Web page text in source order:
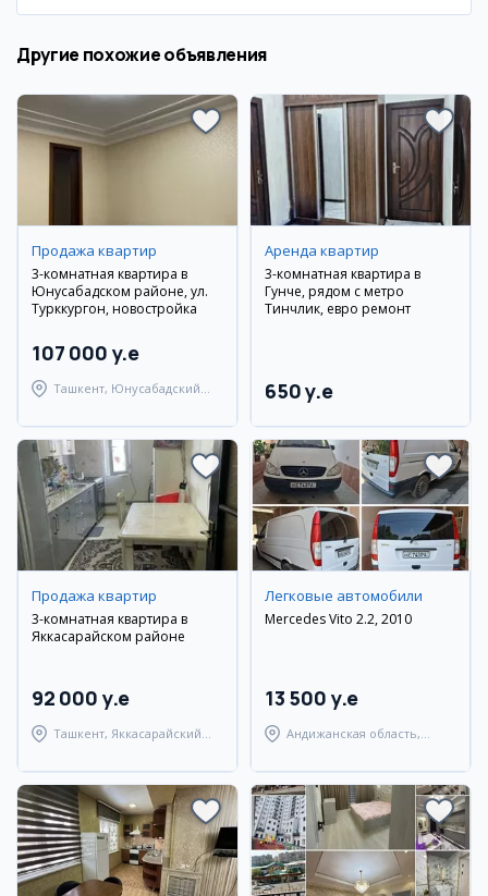
Другие похожие объявления
Продажа квартир
3-комнатная квартира в
Юнусабадском районе, ул.
Турккургон, новостройка
107 000 y.e
Ташкент, Юнусабадский
Аренда квартир
3-комнатная квартира в
Гунче, рядом с метро
Тинчлик, евро ремонт
650 y.e
Продажа квартир
3-комнатная квартира в
Яккасарайском районе
92 000 y.e
Ташкент, Яккасарайский
Легковые автомобили
Mercedes Vito 2.2, 2010
13 500 y.e
Андижанская область,